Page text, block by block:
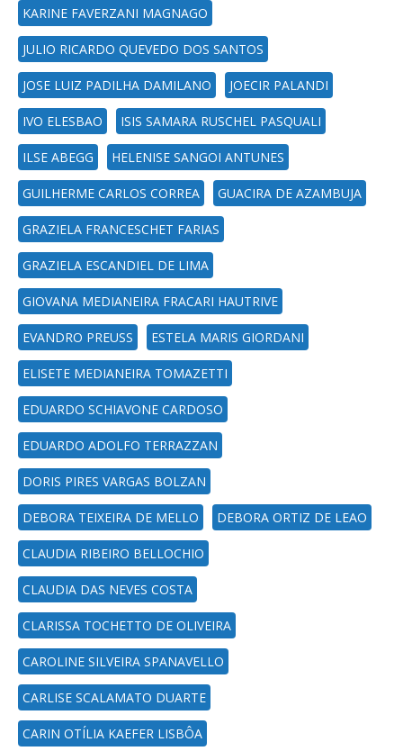
KARINE FAVERZANI MAGNAGO
JULIO RICARDO QUEVEDO DOS SANTOS
JOSE LUIZ PADILHA DAMILANO JOECIR PALANDI
IVO ELESBAO ISIS SAMARA RUSCHEL PASQUALI
ILSE ABEGG HELENISE SANGOI ANTUNES
GUILHERME CARLOS CORREA GUACIRA DE AZAMBUJA
GRAZIELA FRANCESCHET FARIAS
GRAZIELA ESCANDIEL DE LIMA
GIOVANA MEDIANEIRA FRACARI HAUTRIVE
EVANDRO PREUSS ESTELA MARIS GIORDANI
ELISETE MEDIANEIRA TOMAZETTI
EDUARDO SCHIAVONE CARDOSO
EDUARDO ADOLFO TERRAZZAN
DORIS PIRES VARGAS BOLZAN
DEBORA TEIXEIRA DE MELLO DEBORA ORTIZ DE LEAO
CLAUDIA RIBEIRO BELLOCHIO
CLAUDIA DAS NEVES COSTA
CLARISSA TOCHETTO DE OLIVEIRA
CAROLINE SILVEIRA SPANAVELLO
CARLISE SCALAMATO DUARTE
CARIN OTÍLIA KAEFER LISBÔA